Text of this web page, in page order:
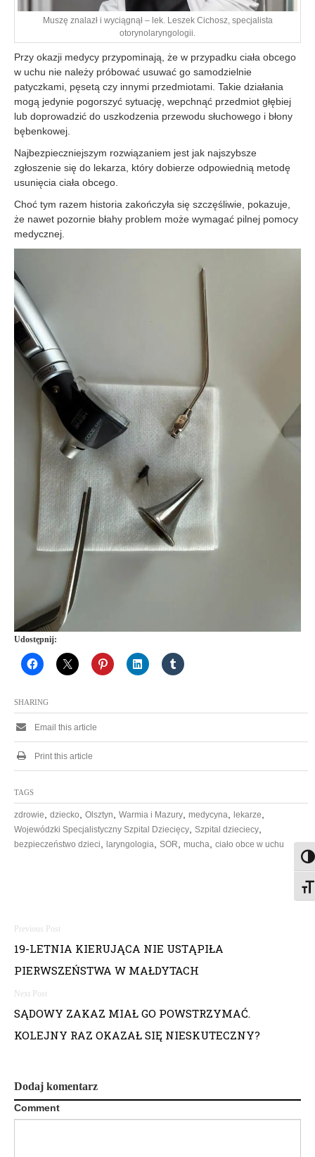
Muszę znalazł i wyciągnął – lek. Leszek Cichosz, specjalista
otorynolaryngologii.
Przy okazji medycy przypominają, że w przypadku ciała obcego
w uchu nie należy próbować usuwać go samodzielnie
patyczkami, pęsetą czy innymi przedmiotami. Takie działania
mogą jedynie pogorszyć sytuację, wepchnąć przedmiot głębiej
lub doprowadzić do uszkodzenia przewodu słuchowego i błony
bębenkowej.
Najbezpieczniejszym rozwiązaniem jest jak najszybsze
zgłoszenie się do lekarza, który dobierze odpowiednią metodę
usunięcia ciała obcego.
Choć tym razem historia zakończyła się szczęśliwie, pokazuje,
że nawet pozornie błahy problem może wymagać pilnej pomocy
medycznej.
Udostępnij:
SHARING
Email this article
Print this article
TAGS
zdrowie dziecko Olsztyn Warmia i Mazury medycyna lekarze
Wojewódzki Specjalistyczny Szpital Dziecięcy Szpital dzieciecy
bezpieczeństwo dzieci laryngologia SOR mucha ciało obce w uchu
N
a
w
i
g
c
j
19-LETNIA KIERUJĄCA NIE USTĄPIŁA
PIERWSZEŃSTWA W MAŁDYTACH
SĄDOWY ZAKAZ MIAŁ GO POWSTRZYMAĆ.
KOLEJNY RAZ OKAZAŁ SIĘ NIESKUTECZNY?
Dodaj komentarz
Comment